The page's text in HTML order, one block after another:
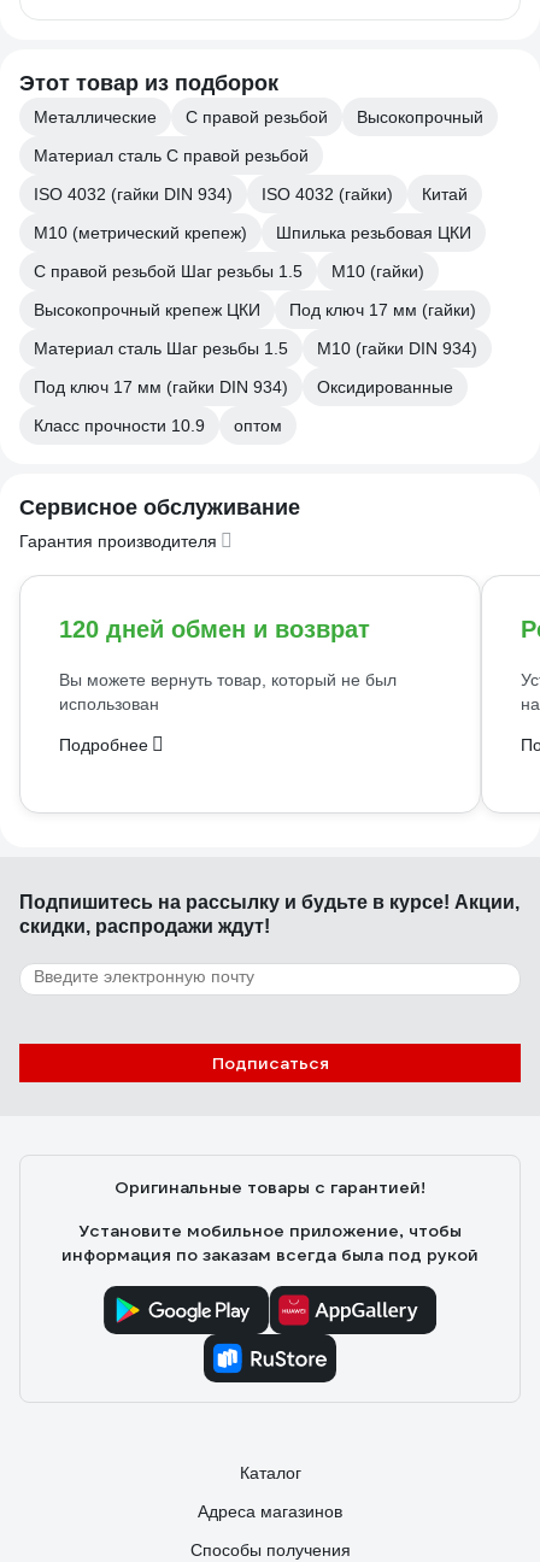
Этот товар из подборок
Металлические С правой резьбой
Высокопрочный
Материал сталь С правой резьбой
ISO 4032 (гайки DIN 934)
ISO 4032 (гайки)
Китай
М10 (метрический крепеж)
Шпилька резьбовая ЦКИ
С правой резьбой Шаг резьбы 1.5
М10 (гайки)
Высокопрочный крепеж ЦКИ
Под ключ 17 мм (гайки)
Материал сталь Шаг резьбы 1.5
М10 (гайки DIN 934)
Под ключ 17 мм (гайки DIN 934)
Оксидированные
Класс прочности 10.9
оптом
Сервисное обслуживание
Гарантия производителя
120 дней обмен и возврат
Вы можете вернуть товар, который не был
использован
Подробнее
Подпишитесь на рассылку и будьте в курсе! Акции,
скидки, распродажи ждут!
Подписаться
Оригинальные товары с гарантией!
Установите мобильное приложение, чтобы
информация по заказам всегда была под рукой
Каталог
Адреса магазинов
Способы получения